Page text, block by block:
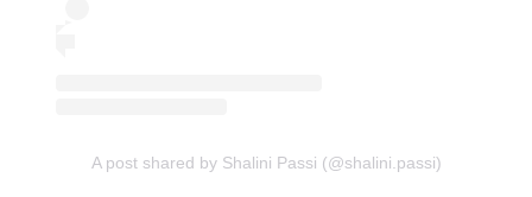
A post shared by Shalini Passi (@shalini.passi)